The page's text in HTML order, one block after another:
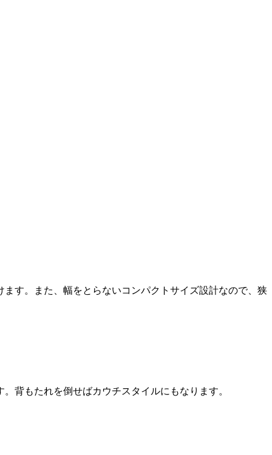
す。また、幅をとらないコンパクトサイズ設計なので、狭
背もたれを倒せばカウチスタイルにもなります。